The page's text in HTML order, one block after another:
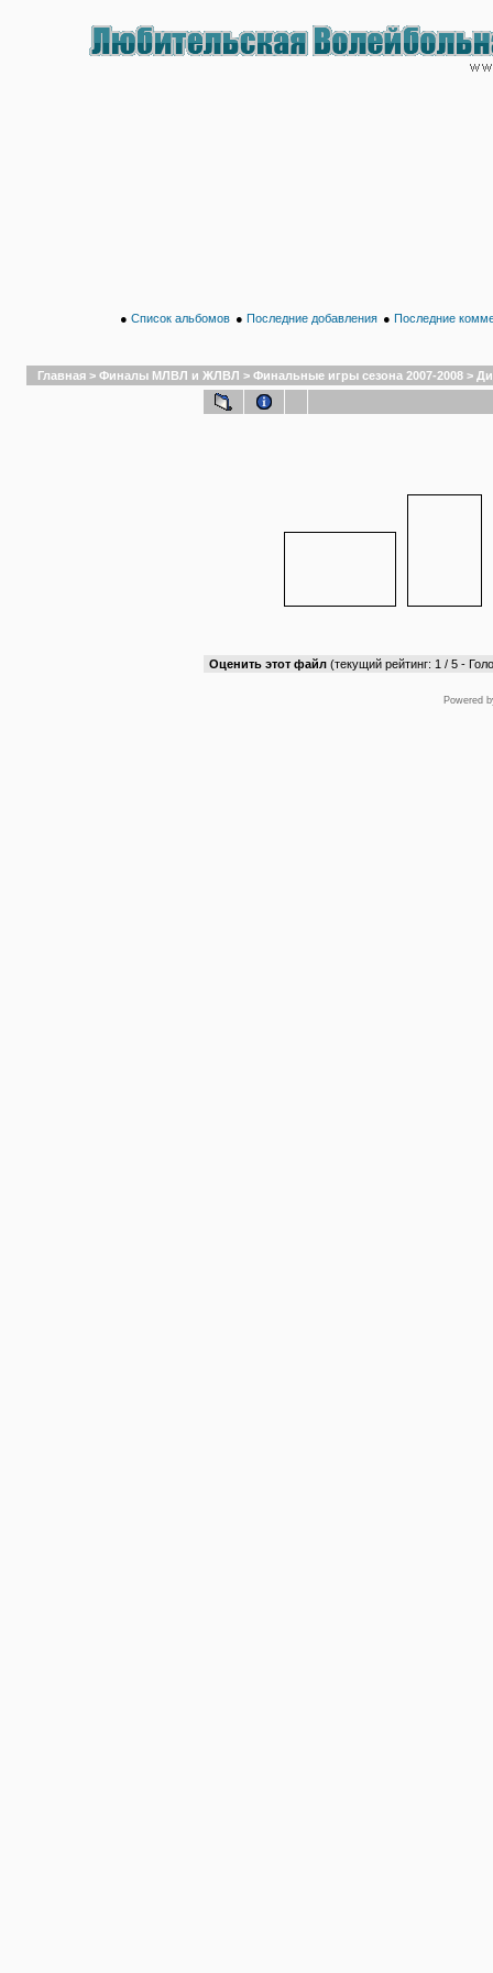
● Список альбомов ● Последние добавления ● Последние
Главная > Финалы МЛВЛ и ЖЛВЛ > Финальные игры сезона 2007-2008 >
Оценить этот файл (текущий рейтинг: 1 / 5 -
Powered